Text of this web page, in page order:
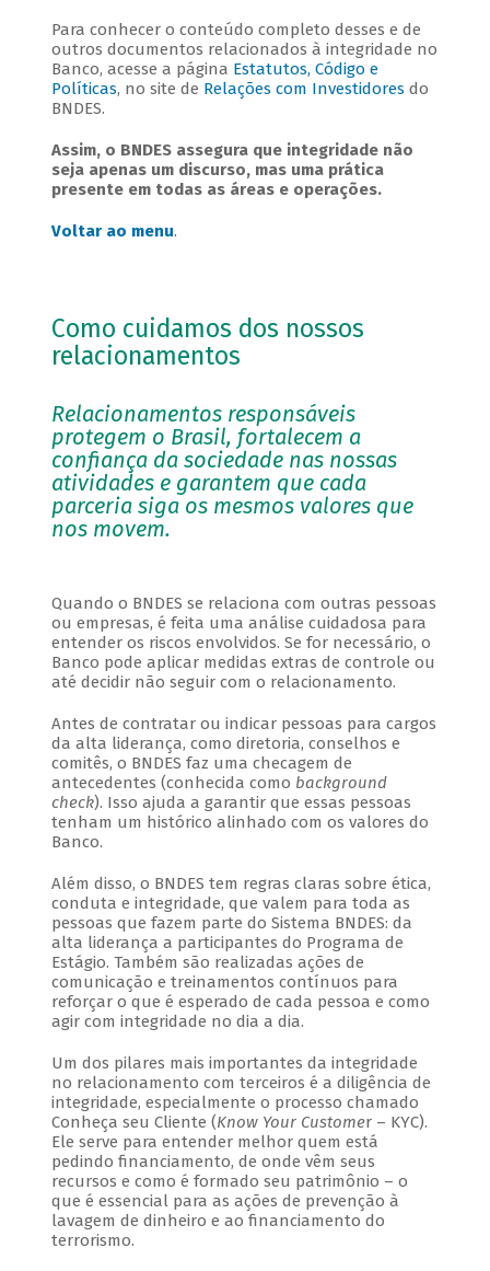
Para conhecer o conteúdo completo desses e de
outros documentos relacionados à integridade no
Banco, acesse a página Estatutos, Código e
Políticas, no site de Relações com Investidores do
BNDES.
Assim, o BNDES assegura que integridade não
seja apenas um discurso, mas uma prática
presente em todas as áreas e operações.
Voltar ao menu.
Como cuidamos dos nossos
relacionamentos
Relacionamentos responsáveis
protegem o Brasil, fortalecem a
confiança da sociedade nas nossas
atividades e garantem que cada
parceria siga os mesmos valores que
nos movem.
Quando o BNDES se relaciona com outras pessoas
ou empresas, é feita uma análise cuidadosa para
entender os riscos envolvidos. Se for necessário, o
Banco pode aplicar medidas extras de controle ou
até decidir não seguir com o relacionamento.
Antes de contratar ou indicar pessoas para cargos
da alta liderança, como diretoria, conselhos e
comitês, o BNDES faz uma checagem de
antecedentes (conhecida como background
check). Isso ajuda a garantir que essas pessoas
tenham um histórico alinhado com os valores do
Banco.
Além disso, o BNDES tem regras claras sobre ética,
conduta e integridade, que valem para toda as
pessoas que fazem parte do Sistema BNDES: da
alta liderança a participantes do Programa de
Estágio. Também são realizadas ações de
comunicação e treinamentos contínuos para
reforçar o que é esperado de cada pessoa e como
agir com integridade no dia a dia.
Um dos pilares mais importantes da integridade
no relacionamento com terceiros é a diligência de
integridade, especialmente o processo chamado
Conheça seu Cliente (Know Your Customer – KYC).
Ele serve para entender melhor quem está
pedindo financiamento, de onde vêm seus
recursos e como é formado seu patrimônio – o
que é essencial para as ações de prevenção à
lavagem de dinheiro e ao financiamento do
terrorismo.